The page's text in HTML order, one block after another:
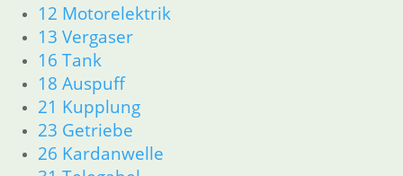
12 Motorelektrik
13 Vergaser
16 Tank
18 Auspuff
21 Kupplung
23 Getriebe
26 Kardanwelle
Kabelsatz
Zeituhr
Artikelnummer:
1244162